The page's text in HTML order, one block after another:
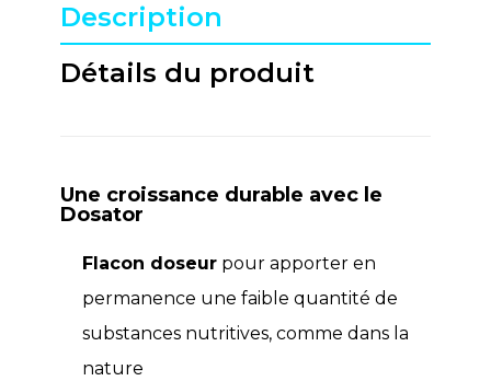
Description
Détails du produit
Une croissance durable avec le
Dosator
Flacon doseurpour apporter en
permanence une faible quantité de
substances nutritives, comme dans la
nature